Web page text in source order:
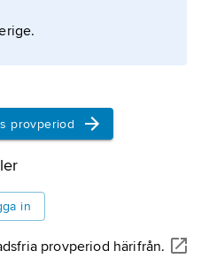
talas i landet
artikeln
provperiod
in
provperiod härifrån.